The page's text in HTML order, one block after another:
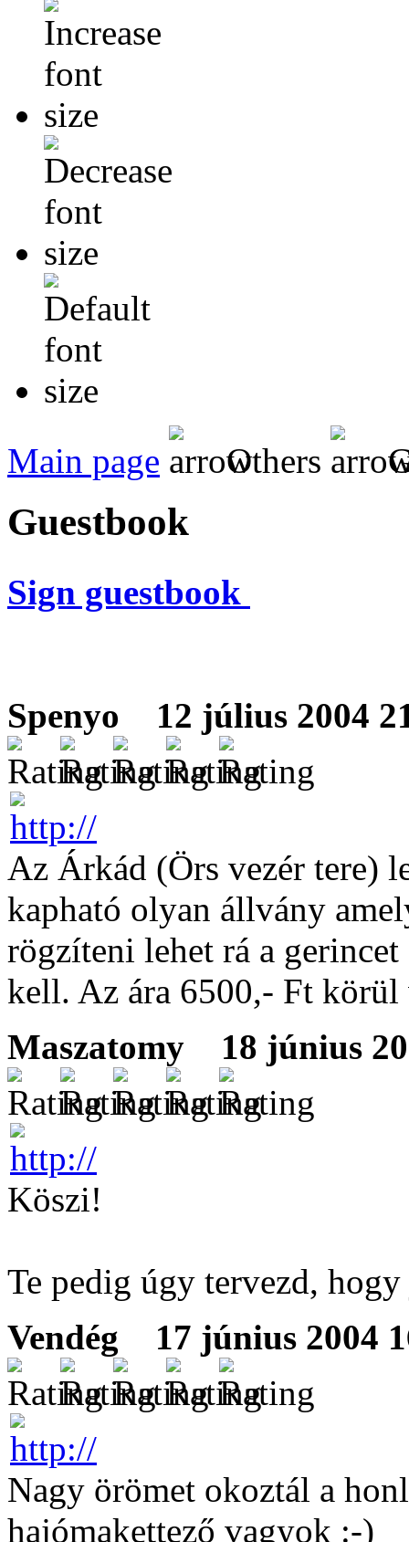
Main page Others
Guestbook
Sign guestbook
Spenyo 12 július 2004
Az Árkád (Örs vezér tere)
kapható olyan állvány
rögzíteni lehet rá a
kell. Az ára 6500,- Ft körül
Maszatomy
18 június
Köszi!
Te pedig úgy tervezd,
Vendég
17 június 2004
Nagy örömet okoztál a
hajómakettező vagyok :-)